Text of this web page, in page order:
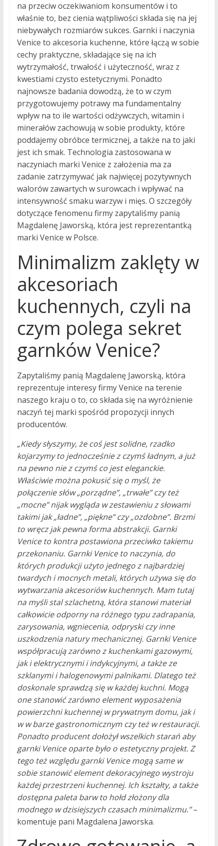
na przeciw oczekiwaniom konsumentów i to
właśnie to, bez cienia wątpliwości składa się na jej
niebywałych rozmiarów sukces. Garnki i naczynia
Venice to akcesoria kuchenne, które łączą w sobie
cechy praktyczne, składające się na ich
wytrzymałość, trwałość i użyteczność, wraz z
kwestiami czysto estetycznymi. Ponadto
najnowsze badania dowodzą, że to w czym
przygotowujemy potrawy ma fundamentalny
wpływ na to ile wartości odżywczych, witamin i
minerałów zachowują w sobie produkty, które
poddajemy obróbce termicznej, a także na to jaki
jest ich smak. Technologia zastosowana w
naczyniach marki Venice z założenia ma za
zadanie zatrzymywać jak najwięcej pozytywnych
walorów zawartych w surowcach i wpływać na
intensywność smaku warzyw i mięs. O szczegóły
dotyczące fenomenu firmy zapytaliśmy panią
Magdalenę Jaworską, która jest reprezentantką
marki Venice w Polsce.
Minimalizm zaklęty w
akcesoriach
kuchennych, czyli na
czym polega sekret
garnków Venice?
Zapytaliśmy panią Magdalenę Jaworską, która
reprezentuje interesy firmy Venice na terenie
naszego kraju o to, co składa się na wyróżnienie
naczyń tej marki spośród propozycji innych
producentów.
„Kiedy słyszymy, że coś jest solidne, rzadko
kojarzymy to jednocześnie z czymś ładnym, a już
na pewno nie z czymś co jest eleganckie.
Właściwie można pokusić się o myśl, że
połączenie słów „porządne”, „trwałe” czy też
„mocne” nijak wygląda w zestawieniu z słowami
takimi jak „ładne”, „piękne” czy „ozdobne”. Brzmi
to wręcz jak pewna forma abstrakcji. Garnki
Venice to kontra postawiona przeciwko takiemu
przekonaniu. Garnki Venice to naczynia, do
których produkcji użyto jednego z najbardziej
twardych i mocnych metali, których używa się do
wytwarzania akcesoriów kuchennych. Mam tutaj
na myśli stal szlachetną, która stanowi materiał
całkowicie odporny na różnego typu zadrapania,
zarysowania, wgniecenia, odpryski czy inne
uszkodzenia natury mechanicznej. Garnki Venice
współpracują zarówno z kuchenkami gazowymi,
jak i elektrycznymi i indykcyjnymi, a także ze
szklanymi i halogenowymi palnikami. Dlatego też
doskonale sprawdzą się w każdej kuchni. Mogą
one stanowić zarówno element wyposażenia
powierzchni kuchennej w prywatnym domu, jak i
w w barze gastronomicznym czy też w restauracji.
Ponadto producent dołożył wszelkich starań aby
garnki Venice oparte było o estetyczny projekt. Z
tego też względu garnki Venice mogą same w
sobie stanowić element dekoracyjnego wystroju
każdej przestrzeni kuchennej. Ich kształty, a także
dostępna paleta barw to hołd złożony dla
modnego w dzisiejszych czasach minimalizmu.”–
komentuje pani Magdalena Jaworska.